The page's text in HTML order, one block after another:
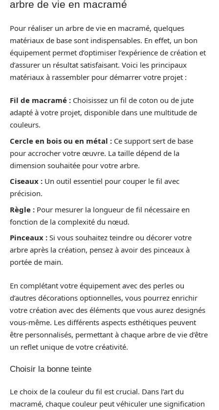
arbre de vie en macramé
Pour réaliser un arbre de vie en macramé, quelques
matériaux de base sont indispensables. En effet, un bon
équipement permet d’optimiser l’expérience de création et
d’assurer un résultat satisfaisant. Voici les principaux
matériaux à rassembler pour démarrer votre projet :
Fil de macramé : Choisissez un fil de coton ou de jute
adapté à votre projet, disponible dans une multitude de
couleurs.
Cercle en bois ou en métal : Ce support sert de base
pour accrocher votre œuvre. La taille dépend de la
dimension souhaitée pour votre arbre.
Ciseaux : Un outil essentiel pour couper le fil avec
précision.
Règle : Pour mesurer la longueur de fil nécessaire en
fonction de la complexité du nœud.
Pinceaux : Si vous souhaitez teindre ou décorer votre
arbre après la création, pensez à avoir des pinceaux à
portée de main.
En complétant votre équipement avec des perles ou
d’autres décorations optionnelles, vous pourrez enrichir
votre création avec des éléments que vous aurez designés
vous-même. Les différents aspects esthétiques peuvent
être personnalisés, permettant à chaque arbre de vie d’être
un reflet unique de votre créativité.
Choisir la bonne teinte
Le choix de la couleur du fil est crucial. Dans l’art du
macramé, chaque couleur peut véhiculer une signification